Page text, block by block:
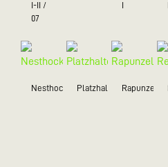
I-II /
07
Nesthocker Platzhalter Rapunzel